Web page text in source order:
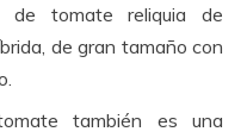
de tomate reliquia de
de gran tamaño con
también es una